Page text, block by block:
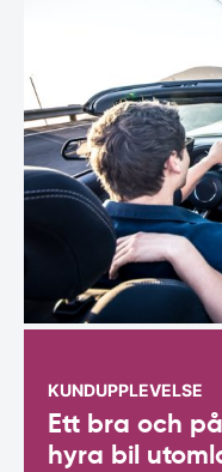
KUNDUPPLEVELSE
Ett bra och
hyra bil